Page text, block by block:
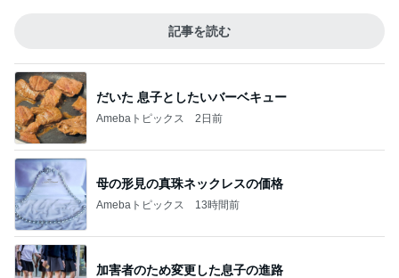
記事を読む
だいた 息子としたいバーベキュー
Amebaトピックス 2日前
母の形見の真珠ネックレスの価格
Amebaトピックス 13時間前
加害者のため変更した息子の進路